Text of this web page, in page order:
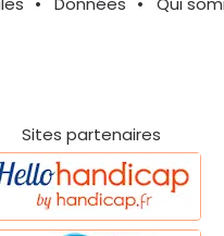
Sites partenaires